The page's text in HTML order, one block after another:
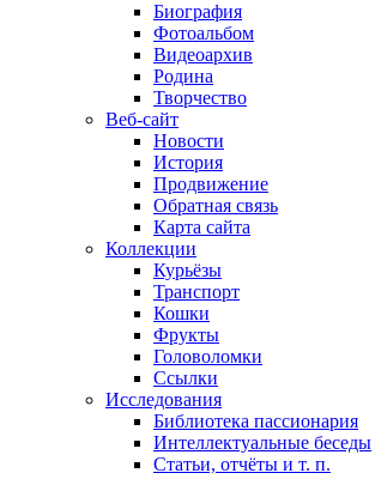
Биография
Фотоальбом
Видеоархив
Родина
Творчество
Веб-сайт
Новости
История
Продвижение
Обратная связь
Карта сайта
Коллекции
Курьёзы
Транспорт
Кошки
Фрукты
Головоломки
Ссылки
Исследования
Библиотека пассионария
Интеллектуальные беседы
Статьи, отчёты и т. п.